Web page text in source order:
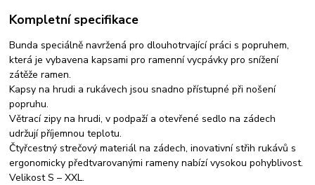
Kompletní specifikace
Bunda speciálně navržená pro dlouhotrvající práci s popruhem,
která je vybavena kapsami pro ramenní vycpávky pro snížení
zátěže ramen.
Kapsy na hrudi a rukávech jsou snadno přístupné při nošení
popruhu.
Větrací zipy na hrudi, v podpaží a otevřené sedlo na zádech
udržují příjemnou teplotu.
Čtyřcestný strečový materiál na zádech, inovativní střih rukávů s
ergonomicky předtvarovanými rameny nabízí vysokou pohyblivost.
Velikost S – XXL.